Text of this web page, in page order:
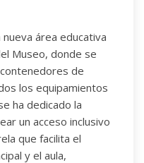
área educativa
Museo, donde se
de
los equipamientos
ha dedicado la
un acceso inclusivo
que facilita el
y el aula,